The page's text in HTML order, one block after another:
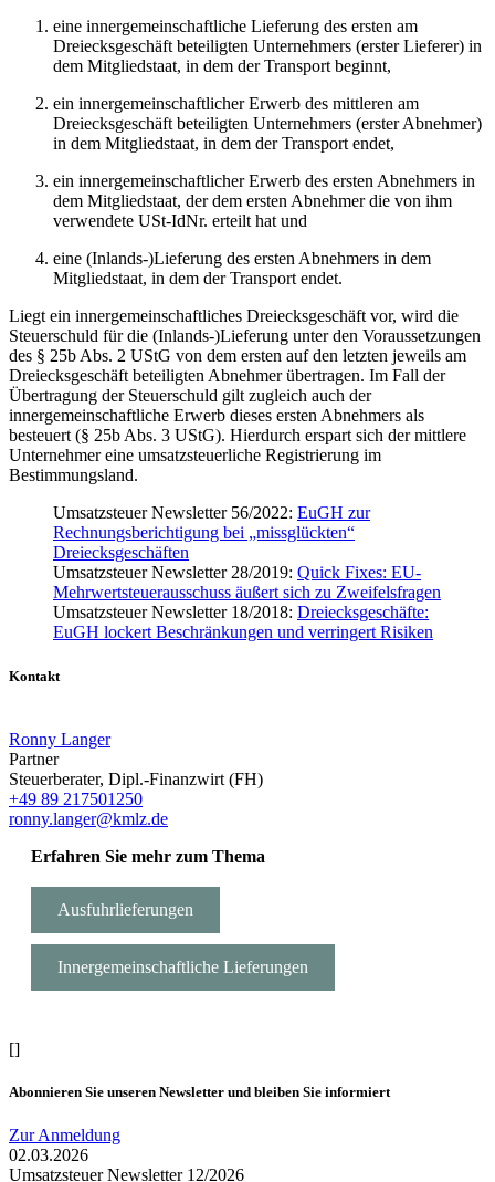
eine innergemeinschaftliche Lieferung des ersten am
Dreiecksgeschäft beteiligten Unternehmers (erster Lieferer) in
dem Mitgliedstaat, in dem der Transport beginnt,
ein innergemeinschaftlicher Erwerb des mittleren am
Dreiecksgeschäft beteiligten Unternehmers (erster Abnehmer)
in dem Mitgliedstaat, in dem der Transport endet,
ein innergemeinschaftlicher Erwerb des ersten Abnehmers in
dem Mitgliedstaat, der dem ersten Abnehmer die von ihm
verwendete USt-IdNr. erteilt hat und
eine (Inlands-)Lieferung des ersten Abnehmers in dem
Mitgliedstaat, in dem der Transport endet.
Liegt ein innergemeinschaftliches Dreiecksgeschäft vor, wird die
Steuerschuld für die (Inlands-)Lieferung unter den Voraussetzungen
des § 25b Abs. 2 UStG von dem ersten auf den letzten jeweils am
Dreiecksgeschäft beteiligten Abnehmer übertragen. Im Fall der
Übertragung der Steuerschuld gilt zugleich auch der
innergemeinschaftliche Erwerb dieses ersten Abnehmers als
besteuert (§ 25b Abs. 3 UStG). Hierdurch erspart sich der mittlere
Unternehmer eine umsatzsteuerliche Registrierung im
Bestimmungsland.
Umsatzsteuer Newsletter 56/2022: EuGH zur
Rechnungsberichtigung bei „missglückten“
Dreiecksgeschäften
Umsatzsteuer Newsletter 28/2019: Quick Fixes: EU-​
Mehrwertsteuerausschuss äußert sich zu Zweifelsfragen
Umsatzsteuer Newsletter 18/2018: Dreiecksgeschäfte:
EuGH lockert Beschränkungen und verringert Risiken
Kontakt
Ronny Langer
Partner
Steuerberater, Dipl.-Finanzwirt (FH)
+49 89 217501250
ronny.langer@kmlz.de
Erfahren Sie mehr zum Thema
Ausfuhrlieferungen
Innergemeinschaftliche Lieferungen
[]
Abonnieren Sie unseren Newsletter und bleiben Sie informiert
Zur Anmeldung
02.03.2026
Umsatzsteuer Newsletter 12/2026